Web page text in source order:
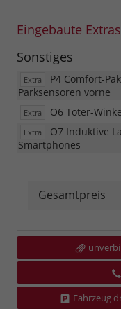
Eingebaute Extras
Sonstiges
Extra
P4 Comfort-
Parksensoren vorne
Extra O6 Toter-
Extra
O7 Induktive
Smartphones
Gesamtpreis
Fahrzeug